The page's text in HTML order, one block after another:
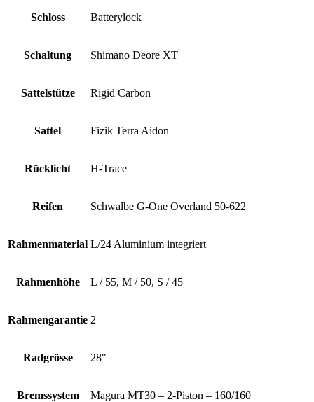
Schloss Batterylock
Schaltung Shimano Deore XT
Sattelstütze Rigid Carbon
Sattel Fizik Terra Aidon
Rücklicht H-Trace
Reifen Schwalbe G-One Overland 50-622
Rahmenmaterial L/24 Aluminium integriert
Rahmenhöhe L / 55, M / 50, S / 45
Rahmengarantie 2
Radgrösse 28"
Bremssystem Magura MT30 – 2-Piston – 160/160